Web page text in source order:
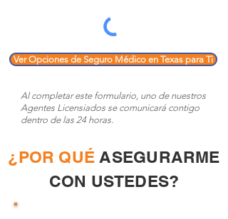
Ver Opciones de Seguro Médico en Texas para Ti
Al completar este formulario, uno de nuestros
Agentes Licensiados se comunicará contigo
dentro de las 24 horas.
¿POR QUÉ ASEGURARME
CON USTEDES?